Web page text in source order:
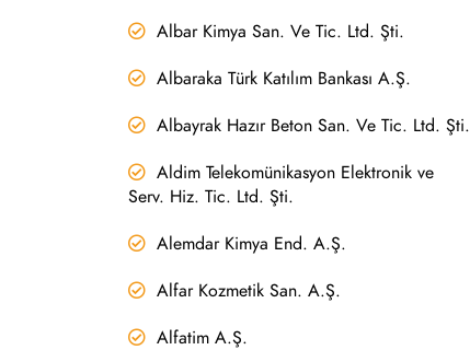
Albar Kimya San. Ve Tic. Ltd. Şti.
Albaraka Türk Katılım Bankası A.Ş.
Albayrak Hazır Beton San. Ve Tic. Ltd. Şti.
Aldim Telekomünikasyon Elektronik ve
Serv. Hiz. Tic. Ltd. Şti.
Alemdar Kimya End. A.Ş.
Alfar Kozmetik San. A.Ş.
Alfatim A.Ş.